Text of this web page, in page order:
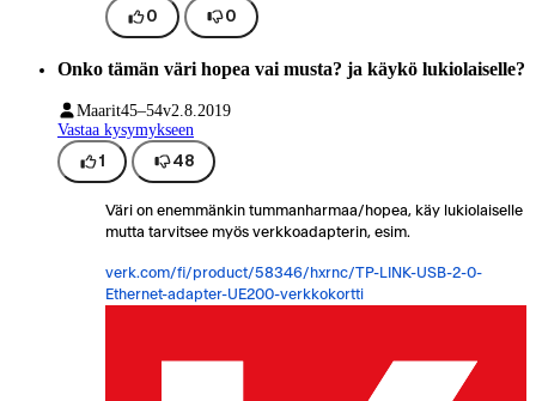
0 0
Onko tämän väri hopea vai musta? ja käykö lukiolaiselle?
Maarit45–54v2.8.2019
Vastaa kysymykseen
1 48
Väri on enemmänkin tummanharmaa/hopea, käy lukiolaiselle
mutta tarvitsee myös verkkoadapterin, esim.
verk.com/fi/product/58346/hxrnc/TP-LINK-USB-2-0-
Ethernet-adapter-UE200-verkkokortti